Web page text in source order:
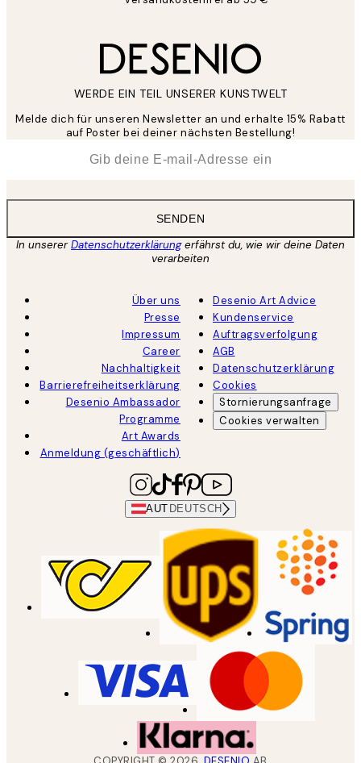
WERDE EIN TEIL UNSERER KUNSTWELT
Melde dich für unseren Newsletter an und erhalte 15% Rabatt
auf Poster bei deiner nächsten Bestellung!
SENDEN
In unsererDatenschutzerklärungerfährst du, wie wir deine Daten
verarbeiten
Über uns
Presse
Impressum
Career
Nachhaltigkeit
Barrierefreiheitserklärung
Desenio Ambassador
Programme
Art Awards
Anmeldung (geschäftlich)
Desenio Art Advice
Kundenservice
Auftragsverfolgung
AGB
Datenschutzerklärung
Cookies
Stornierungsanfrage
Cookies verwalten
AUT DEUTSCH